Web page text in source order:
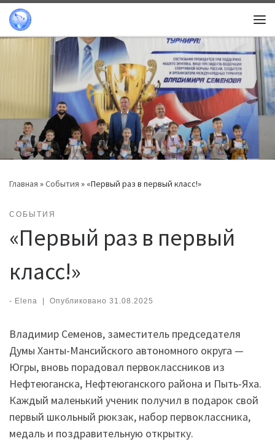
Перейти к содержимому
Главная »События » «Первый раз в первый класс!»
СОБЫТИЯ
«Первый раз в первый
класс!»
- Elena | Опубликовано 31.08.2025
Владимир Семенов, заместитель председателя
Думы Ханты-Мансийского автономного округа —
Югры, вновь порадовал первоклассников из
Нефтеюганска, Нефтеюганского района и Пыть-Яха.
Каждый маленький ученик получил в подарок свой
первый школьный рюкзак, набор первоклассника,
медаль и поздравительную открытку.